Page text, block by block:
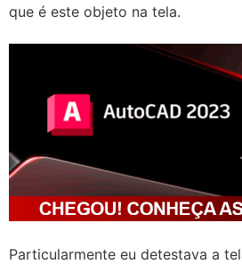
que é este objeto na tela.
Particularmente eu detestava a